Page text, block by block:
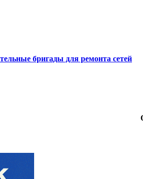
бригады для ремонта сетей